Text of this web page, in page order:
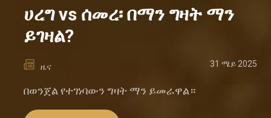
ሀረግ vs ሰመረ፡ በማን ግዛት ማን
ይገዛል?
ዜና 31 ሜይ 2025
በወንጀል የተገነባውን ግዛት ማን ይመራዋል።